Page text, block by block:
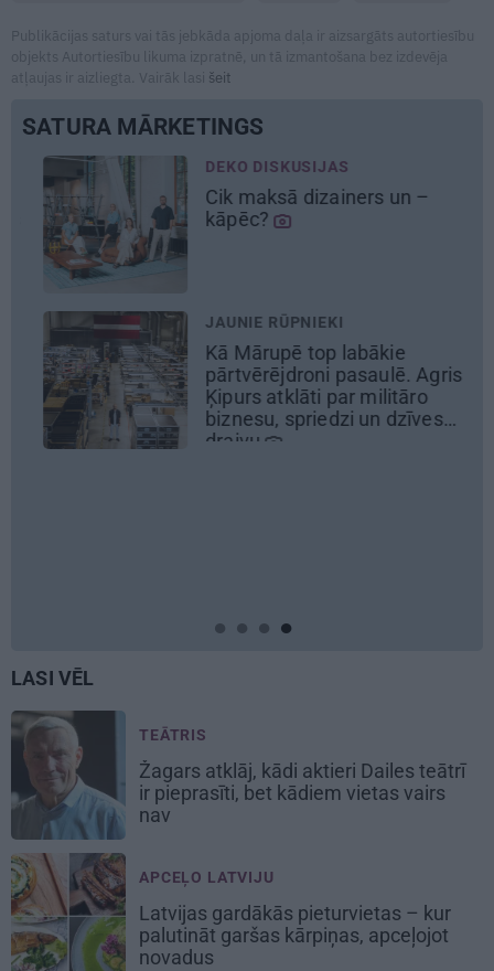
Publikācijas saturs vai tās jebkāda apjoma daļa ir aizsargāts autortiesību
objekts Autortiesību likuma izpratnē, un tā izmantošana bez izdevēja
atļaujas ir aizliegta. Vairāk lasi šeit
SATURA MĀRKETINGS
DEKO DISKUSIJAS
Cik maksā dizainers un –
kāpēc?
JAUNIE RŪPNIEKI
Kā Mārupē top labākie
pārtvērējdroni pasaulē. Agris
Ķipurs atklāti par militāro
biznesu, spriedzi un dzīves
draivu
LASI VĒL
TEĀTRIS
Žagars atklāj, kādi aktieri Dailes teātrī
ir pieprasīti, bet kādiem vietas vairs
nav
APCEĻO LATVIJU
Latvijas gardākās pieturvietas – kur
palutināt garšas kārpiņas, apceļojot
novadus